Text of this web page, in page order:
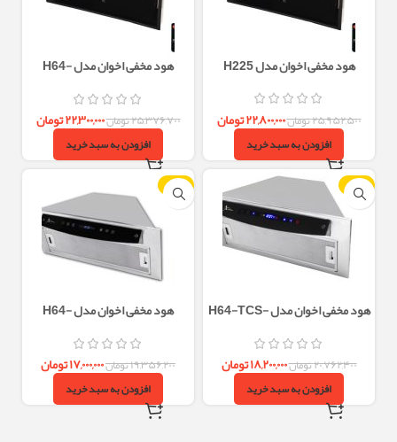
هود مخفی اخوان مدل H225
۲۵,۹۵۲,۵۰۰تومان۲۲,۸۰۰,۰۰۰تومان
افزودن به سبد خرید
هود مخفی اخوان مدل H64-
۲۵,۳۷۶,۷۰۰تومان۲۲,۳۰۰,۰۰۰تومان
افزودن به سبد خرید
-12%
هود مخفی اخوان مدل H64-TCS-
۲۰,۷۶۲,۴۰۰تومان۱۸,۲۰۰,۰۰۰تومان
افزودن به سبد خرید
-12%
هود مخفی اخوان مدل H64-
۱۹,۳۵۶,۲۰۰تومان۱۷,۰۰۰,۰۰۰تومان
افزودن به سبد خرید